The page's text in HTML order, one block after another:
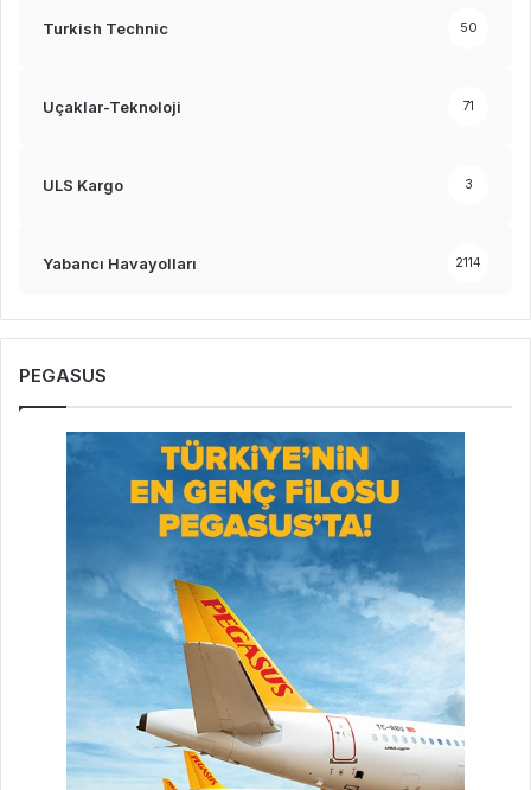
Turkish Technic 50
Uçaklar-Teknoloji 71
ULS Kargo 3
Yabancı Havayolları 2114
PEGASUS